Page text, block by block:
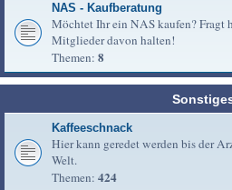
NAS - Kaufberatung
Möchtet Ihr ein NAS kaufen? Fragt
Mitglieder davon halten!
Themen: 8
Kaffeeschnack
Hier kann geredet werden bis der
Welt.
Themen: 424